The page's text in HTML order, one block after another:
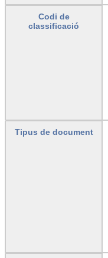
Codi de
classificació
Tipus de document